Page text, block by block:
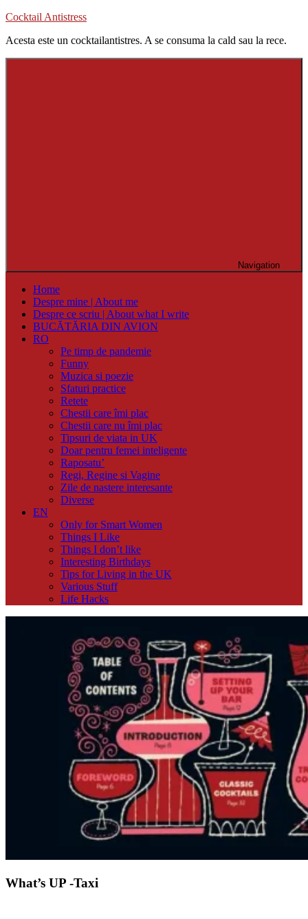
Skip
content
Cocktail Antistress
Acesta este un cocktailantistres. A se consuma la cald sau la rece.
Navigation
Home
Despre mine | About me
Despre ce scriu | About what I write
BUCĂTĂRIA DIN AVION
RO
Pe timp de pandemie
Funny
Muzica si poezie
Sfaturi practice
Retete
Chestii care îmi plac
Chestii care nu îmi plac
Tipsuri de viata in UK
Doar pentru femei inteligente
Raposatu’
Regi, Regine si Vagine
Zile de nastere interesante
Diverse
EN
Only for Smart Women
Things I Like
Things I don’t like
Interesting Birthdays
Tips for Living in the UK
Various Stuff
Life Hacks
What’s UP -Taxi